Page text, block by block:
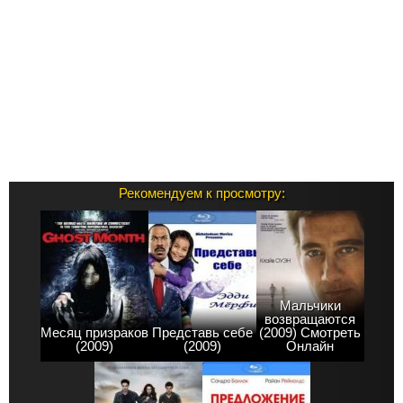
Рекомендуем к просмотру:
Месяц призраков
(2009)
Представь себе
(2009)
Мальчики
возвращаются
(2009) Смотреть
Онлайн